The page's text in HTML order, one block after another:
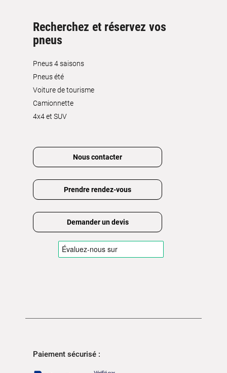
Recherchez et réservez vos
pneus
Pneus 4 saisons
Pneus été
Voiture de tourisme
Camionnette
4x4 et SUV
Nous contacter
Prendre rendez-vous
Demander un devis
Paiement sécurisé :